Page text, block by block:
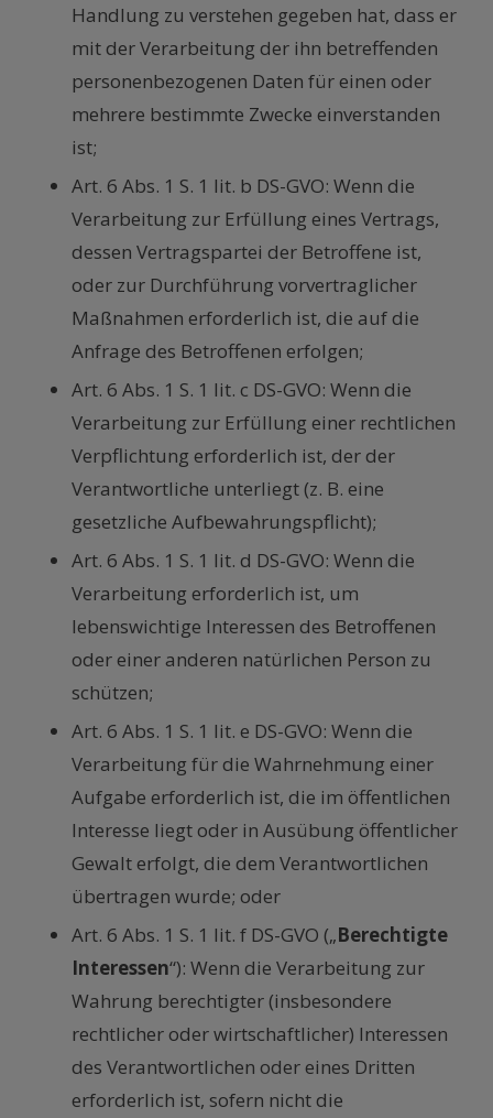
Handlung zu verstehen gegeben hat, dass er
mit der Verarbeitung der ihn betreffenden
personenbezogenen Daten für einen oder
mehrere bestimmte Zwecke einverstanden
ist;
Art. 6 Abs. 1 S. 1 lit. b DS-GVO: Wenn die
Verarbeitung zur Erfüllung eines Vertrags,
dessen Vertragspartei der Betroffene ist,
oder zur Durchführung vorvertraglicher
Maßnahmen erforderlich ist, die auf die
Anfrage des Betroffenen erfolgen;
Art. 6 Abs. 1 S. 1 lit. c DS-GVO: Wenn die
Verarbeitung zur Erfüllung einer rechtlichen
Verpflichtung erforderlich ist, der der
Verantwortliche unterliegt (z. B. eine
gesetzliche Aufbewahrungspflicht);
Art. 6 Abs. 1 S. 1 lit. d DS-GVO: Wenn die
Verarbeitung erforderlich ist, um
lebenswichtige Interessen des Betroffenen
oder einer anderen natürlichen Person zu
schützen;
Art. 6 Abs. 1 S. 1 lit. e DS-GVO: Wenn die
Verarbeitung für die Wahrnehmung einer
Aufgabe erforderlich ist, die im öffentlichen
Interesse liegt oder in Ausübung öffentlicher
Gewalt erfolgt, die dem Verantwortlichen
übertragen wurde; oder
Art. 6 Abs. 1 S. 1 lit. f DS-GVO („Berechtigte
Interessen“): Wenn die Verarbeitung zur
Wahrung berechtigter (insbesondere
rechtlicher oder wirtschaftlicher) Interessen
des Verantwortlichen oder eines Dritten
erforderlich ist, sofern nicht die